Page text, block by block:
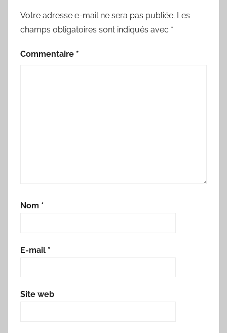
Votre adresse e-mail ne sera pas publiée. Les
champs obligatoires sont indiqués avec *
Commentaire *
Nom *
E-mail *
Site web